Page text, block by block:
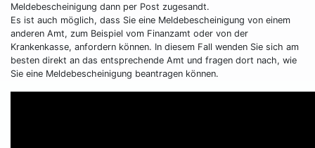
Meldebescheinigung dann per Post zugesandt.
Es ist auch möglich, dass Sie eine Meldebescheinigung von einem
anderen Amt, zum Beispiel vom Finanzamt oder von der
Krankenkasse, anfordern können. In diesem Fall wenden Sie sich am
besten direkt an das entsprechende Amt und fragen dort nach, wie
Sie eine Meldebescheinigung beantragen können.